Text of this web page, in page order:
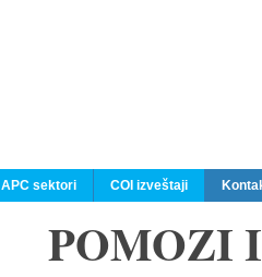
APC sektori COI izveštaji
POMOZI